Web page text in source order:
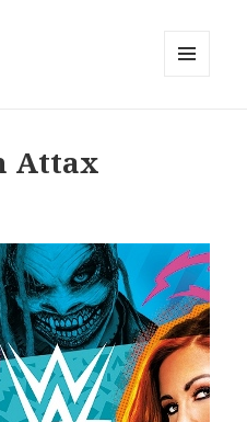
Attax